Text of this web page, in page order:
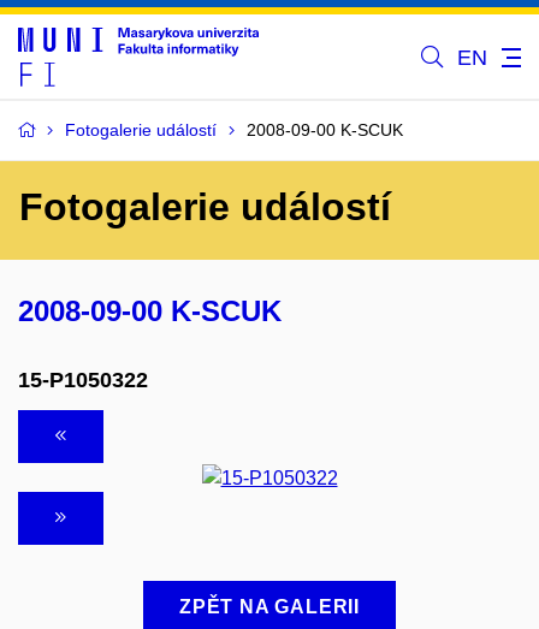
EN
Fotogalerie událostí 2008-09-00 K-SCUK
Fotogalerie událostí
2008-09-00 K-SCUK
15-P1050322
ZPĚT NA GALERII